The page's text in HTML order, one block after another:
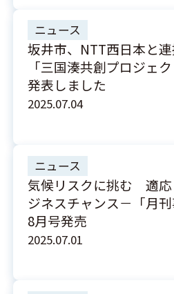
ニュース
坂井市、NTT西日本と連
「三国湊共創プロジェ
発表しました
2025.07.04
ニュース
気候リスクに挑む 適応
ジネスチャンス－「月
8月号発売
2025.07.01